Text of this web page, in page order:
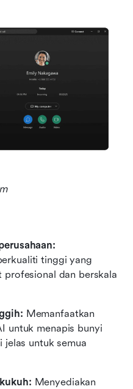
tinggi yang
profesional dan berskala
Memanfaatkan
untuk menapis bunyi
jelas untuk semua
Menyediakan